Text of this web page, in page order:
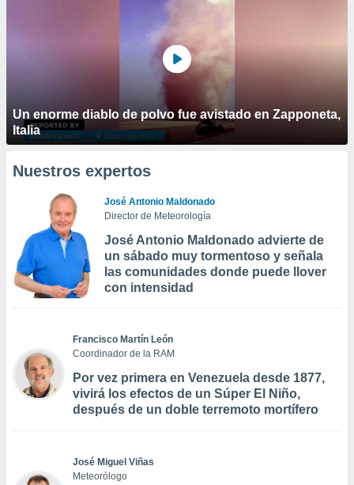
Un enorme diablo de polvo fue avistado en Zapponeta,
Italia
Nuestros expertos
José Antonio Maldonado
Director de Meteorología
José Antonio Maldonado advierte de
un sábado muy tormentoso y señala
las comunidades donde puede llover
con intensidad
Francisco Martín León
Coordinador de la RAM
Por vez primera en Venezuela desde 1877,
vivirá los efectos de un Súper El Niño,
después de un doble terremoto mortífero
José Miguel Viñas
Meteorólogo